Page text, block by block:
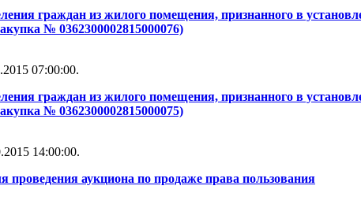
граждан из жилого помещения, признанного в
№ 0362300002815000076)
07:00:00.
граждан из жилого помещения, признанного в
№ 0362300002815000075)
14:00:00.
аукциона по продаже права пользования